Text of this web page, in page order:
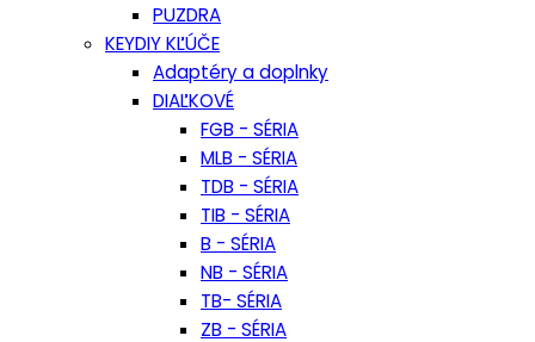
PUZDRA
KEYDIY KĽÚČE
Adaptéry a doplnky
DIAĽKOVÉ
FGB - SÉRIA
MLB - SÉRIA
TDB - SÉRIA
TIB - SÉRIA
B - SÉRIA
NB - SÉRIA
TB- SÉRIA
ZB - SÉRIA